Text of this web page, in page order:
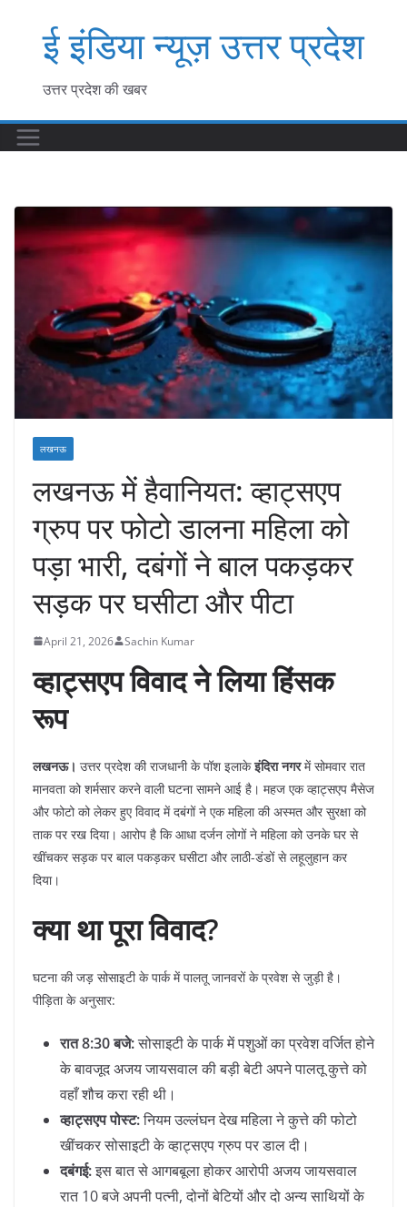
contentई इंडिया न्यूज़ उत्तर प्रदेश
उत्तर प्रदेश की खबर
लखनऊ
लखनऊ में हैवानियत: व्हाट्सएप
ग्रुप पर फोटो डालना महिला को
पड़ा भारी, दबंगों ने बाल पकड़कर
सड़क पर घसीटा और पीटा
April 21, 2026 Sachin Kumar
व्हाट्सएप विवाद ने लिया हिंसक
रूप
लखनऊ। उत्तर प्रदेश की राजधानी के पॉश इलाकेइंदिरा नगरमें सोमवार रात
मानवता को शर्मसार करने वाली घटना सामने आई है। महज एक व्हाट्सएप मैसेज
और फोटो को लेकर हुए विवाद में दबंगों ने एक महिला की अस्मत और सुरक्षा को
ताक पर रख दिया। आरोप है कि आधा दर्जन लोगों ने महिला को उनके घर से
खींचकर सड़क पर बाल पकड़कर घसीटा और लाठी-डंडों से लहूलुहान कर
दिया।
क्या था पूरा विवाद?
​घटना की जड़ सोसाइटी के पार्क में पालतू जानवरों के प्रवेश से जुड़ी है।
पीड़िता के अनुसार:
रात 8:30 बजे:सोसाइटी के पार्क में पशुओं का प्रवेश वर्जित होने
के बावजूद अजय जायसवाल की बड़ी बेटी अपने पालतू कुत्ते को
वहाँ शौच करा रही थी।
व्हाट्सएप पोस्ट:नियम उल्लंघन देख महिला ने कुत्ते की फोटो
खींचकर सोसाइटी के व्हाट्सएप ग्रुप पर डाल दी।
दबंगई:इस बात से आगबबूला होकर आरोपी अजय जायसवाल
रात 10 बजे अपनी पत्नी, दोनों बेटियों और दो अन्य साथियों के